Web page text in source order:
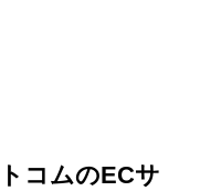
コムのECサ